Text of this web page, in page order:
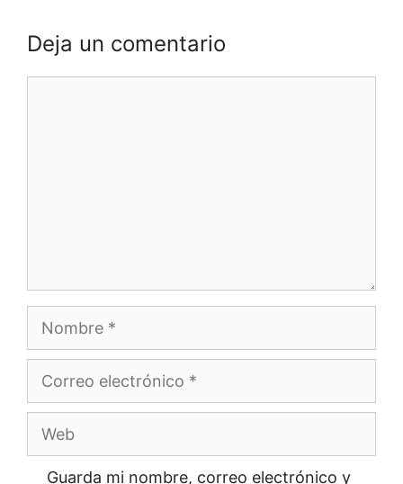
Deja un comentario
Correo
electrónico
Guarda mi nombre, correo electrónico y